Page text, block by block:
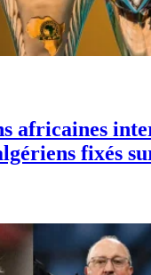
africaines
fixés